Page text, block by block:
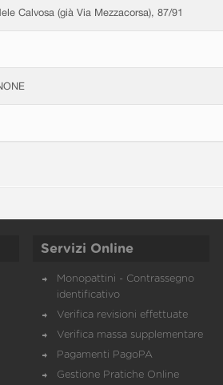
Calvosa (già Via Mezzacorsa), 87/91
Servizi Online
Monopattini - Contrassegno
identificativo
Verifica revisioni effettuate
Verifica massa supplementare
Pagamenti PagoPA
Gestione Pratiche Online